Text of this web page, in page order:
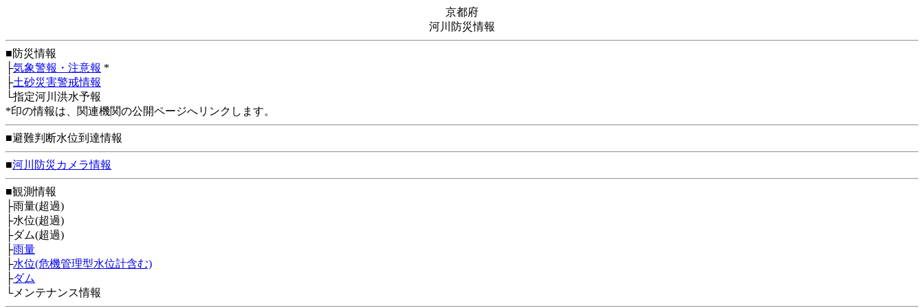
京都府
河川防災情報
■防災情報
├気象警報・注意報 *
├土砂災害警戒情報
└指定河川洪水予報
*印の情報は、関連機関の公開ページへリンクします。
■避難判断水位到達情報
■河川防災カメラ情報
■観測情報
├雨量(超過)
├水位(超過)
├ダム(超過)
├雨量
├水位(危機管理型水位計含む)
├ダム
└メンテナンス情報